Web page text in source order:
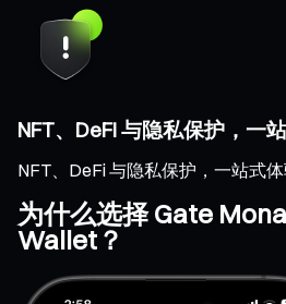
NFT、DeFi 与隐私保护，一
NFT、DeFi 与隐私保护，一站式
为什么选择 Gate
Wallet？